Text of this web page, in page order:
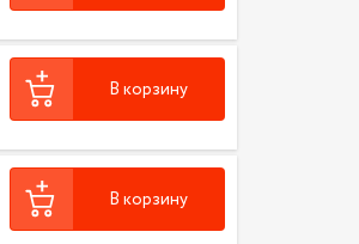
В корзину
В корзину